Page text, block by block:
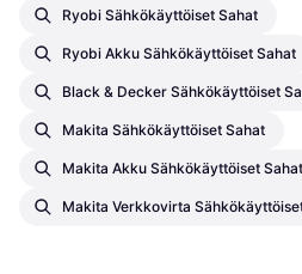
Ryobi Sähkökäyttöiset Sahat
Ryobi Akku Sähkökäyttöiset Sahat
Black & Decker Sähkökäyttöiset
Makita Sähkökäyttöiset Sahat
Makita Akku Sähkökäyttöiset Sahat
Makita Verkkovirta